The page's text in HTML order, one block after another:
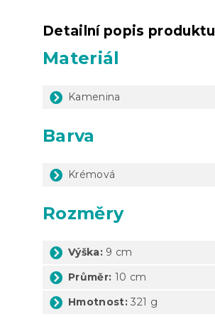
Detailní popis produktu
Materiál
Kamenina
Barva
Krémová
Rozměry
Výška: 9 cm
Průměr: 10 cm
Hmotnost: 321 g